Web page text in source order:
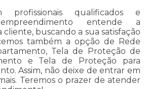
qualificados e
entende a
cliente, buscando a sua satisfação
também a opção de Rede
Tela de Proteção de
e Tela de Proteção para
Assim, não deixe de entrar em
Teremos o prazer de atender